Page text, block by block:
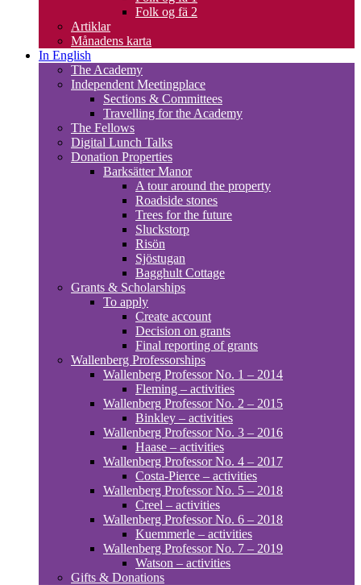
Folk og fä 2
Artiklar
Månadens karta
In English
The Academy
Independent Meetingplace
Sections & Committees
Travelling for the Academy
The Fellows
Digital Lunch Talks
Donation Properties
Barksätter Manor
A tour around the property
Roadside stones
Trees for the future
Sluckstorp
Risön
Sjöstugan
Bagghult Cottage
Grants & Scholarships
To apply
Create account
Decision on grants
Final reporting of grants
Wallenberg Professorships
Wallenberg Professor No. 1 – 2014
Fleming – activities
Wallenberg Professor No. 2 – 2015
Binkley – activities
Wallenberg Professor No. 3 – 2016
Haase – activities
Wallenberg Professor No. 4 – 2017
Costa-Pierce – activities
Wallenberg Professor No. 5 – 2018
Creel – activities
Wallenberg Professor No. 6 – 2018
Kuemmerle – activities
Wallenberg Professor No. 7 – 2019
Watson – activities
Gifts & Donations